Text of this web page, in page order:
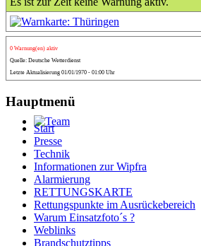
0 Warnung(en) aktiv
Quelle: Deutsche Wetterdienst
Letzte Aktualisierung 01/01/1970 - 01:00 Uhr
Hauptmenü
Start
Presse
Technik
Informationen zur Wipfra
Alarmierung
RETTUNGSKARTE
Rettungspunkte im Ausrückebereich
Warum Einsatzfoto´s ?
Weblinks
Brandschutztipps